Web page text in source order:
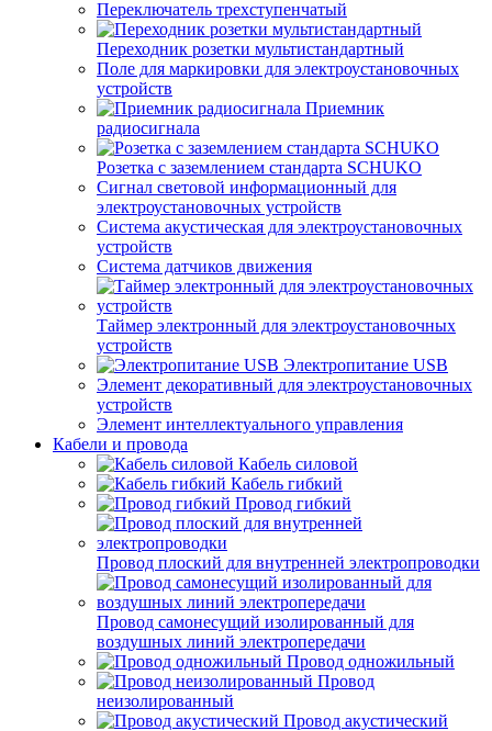
Переключатель трехступенчатый
Переходник розетки мультистандартный
Поле для маркировки для электроустановочных
устройств
Приемник
радиосигнала
Розетка с заземлением стандарта SCHUKO
Сигнал световой информационный для
электроустановочных устройств
Система акустическая для электроустановочных
устройств
Система датчиков движения
Таймер электронный для электроустановочных
устройств
Электропитание USB
Элемент декоративный для электроустановочных
устройств
Элемент интеллектуального управления
Кабели и провода
Кабель силовой
Кабель гибкий
Провод гибкий
Провод плоский для внутренней электропроводки
Провод самонесущий изолированный для
воздушных линий электропередачи
Провод одножильный
Провод
неизолированный
Провод акустический